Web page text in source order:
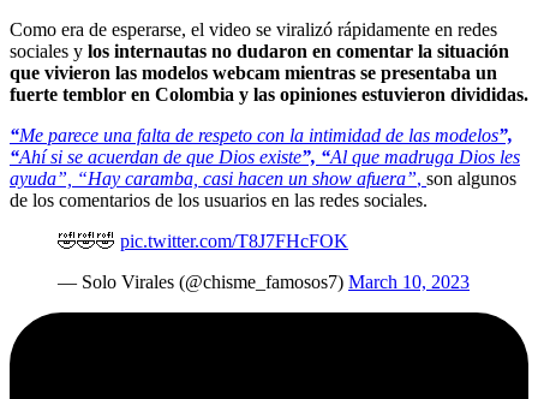
Como era de esperarse, el video se viralizó rápidamente en redes
sociales y los internautas no dudaron en comentar la situación
que vivieron las modelos webcam mientras se presentaba un
fuerte temblor en Colombia y las opiniones estuvieron divididas.
“Me parece una falta de respeto con la intimidad de las modelos”,
“Ahí si se acuerdan de que Dios existe”, “Al que madruga Dios les
ayuda”, “Hay caramba, casi hacen un show afuera”, son algunos
de los comentarios de los usuarios en las redes sociales.
🤣🤣🤣 pic.twitter.com/T8J7FHcFOK
— Solo Virales (@chisme_famosos7) March 10, 2023